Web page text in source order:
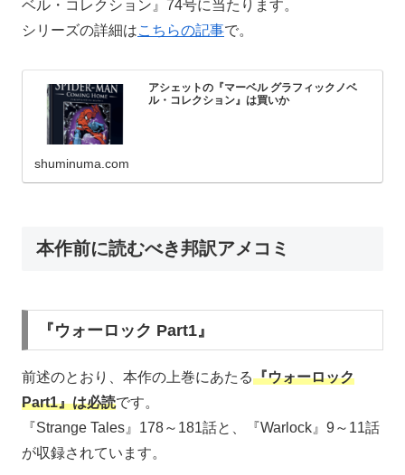
ベル・コレクション』74号に当たります。
シリーズの詳細はこちらの記事で。
アシェットの『マーベル グラフィックノベ
ル・コレクション』は買いか
shuminuma.com
本作前に読むべき邦訳アメコミ
『ウォーロック Part1』
前述のとおり、本作の上巻にあたる『ウォーロック
Part1』は必読です。
『Strange Tales』178～181話と、『Warlock』9～11話
が収録されています。